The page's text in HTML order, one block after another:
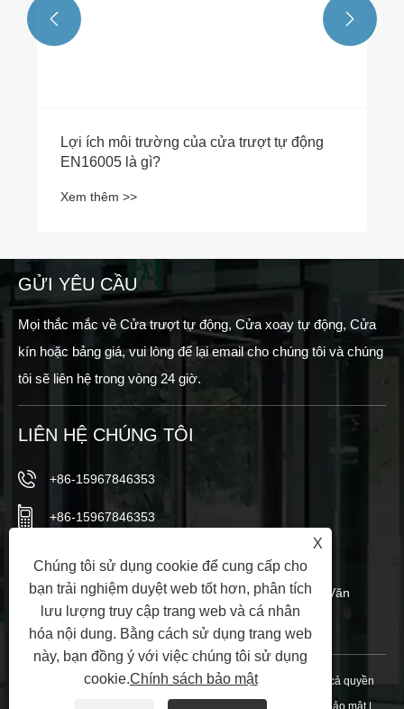
Lợi ích môi trường của cửa trượt tự động
EN16005 là gì?
Xem thêm >>
 
GỬI YÊU CẦU
Mọi thắc mắc về Cửa trượt tự động, Cửa xoay tự động, Cửa
kín hoặc bảng giá, vui lòng để lại email cho chúng tôi và chúng
tôi sẽ liên hệ trong vòng 24 giờ.
LIÊN HỆ CHÚNG TÔI
+86-15967846353
+86-15967846353
Trong Công viên Công nghiệp, Thị trấn Hemudi, Văn
phòng, Trung Quốc
Bản quyền © 2024 Ningbo Veze Automatic Door Co., Ltd. Tất cả quyền
Sitemap | Chính sách bảo mật|
X
Chúng tôi sử dụng cookie để cung cấp cho
bạn trải nghiệm duyệt web tốt hơn, phân tích
lưu lượng truy cập trang web và cá nhân
hóa nội dung. Bằng cách sử dụng trang web
này, bạn đồng ý với việc chúng tôi sử dụng
cookie.Chính sách bảo mật